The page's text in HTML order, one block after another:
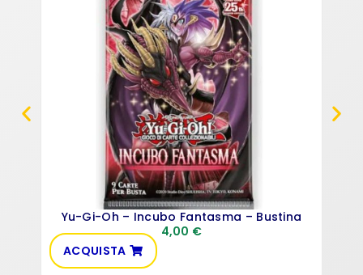
Yu-Gi-Oh – Incubo Fantasma – Bustina
4,00 €
ACQUISTA